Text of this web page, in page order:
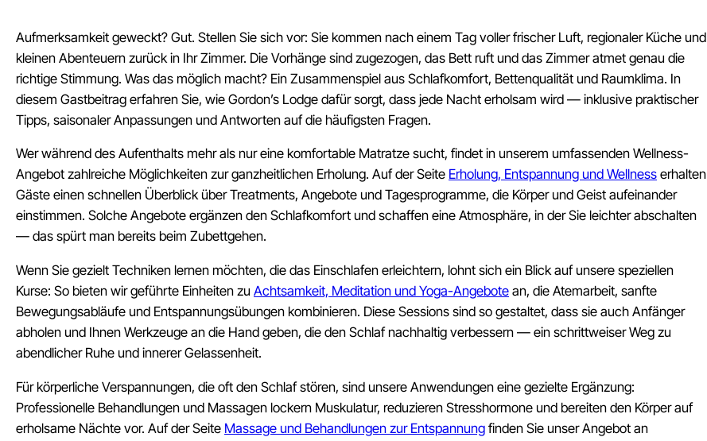
Aufmerksamkeit geweckt? Gut. Stellen Sie sich vor: Sie kommen nach einem Tag voller frischer Luft, regionaler Küche und
kleinen Abenteuern zurück in Ihr Zimmer. Die Vorhänge sind zugezogen, das Bett ruft und das Zimmer atmet genau die
richtige Stimmung. Was das möglich macht? Ein Zusammenspiel aus Schlafkomfort, Bettenqualität und Raumklima. In
diesem Gastbeitrag erfahren Sie, wie Gordon’s Lodge dafür sorgt, dass jede Nacht erholsam wird — inklusive praktischer
Tipps, saisonaler Anpassungen und Antworten auf die häufigsten Fragen.
Wer während des Aufenthalts mehr als nur eine komfortable Matratze sucht, findet in unserem umfassenden Wellness-
Angebot zahlreiche Möglichkeiten zur ganzheitlichen Erholung. Auf der Seite Erholung, Entspannung und Wellness erhalten
Gäste einen schnellen Überblick über Treatments, Angebote und Tagesprogramme, die Körper und Geist aufeinander
einstimmen. Solche Angebote ergänzen den Schlafkomfort und schaffen eine Atmosphäre, in der Sie leichter abschalten
— das spürt man bereits beim Zubettgehen.
Wenn Sie gezielt Techniken lernen möchten, die das Einschlafen erleichtern, lohnt sich ein Blick auf unsere speziellen
Kurse: So bieten wir geführte Einheiten zu Achtsamkeit, Meditation und Yoga-Angebote an, die Atemarbeit, sanfte
Bewegungsabläufe und Entspannungsübungen kombinieren. Diese Sessions sind so gestaltet, dass sie auch Anfänger
abholen und Ihnen Werkzeuge an die Hand geben, die den Schlaf nachhaltig verbessern — ein schrittweiser Weg zu
abendlicher Ruhe und innerer Gelassenheit.
Für körperliche Verspannungen, die oft den Schlaf stören, sind unsere Anwendungen eine gezielte Ergänzung:
Professionelle Behandlungen und Massagen lockern Muskulatur, reduzieren Stresshormone und bereiten den Körper auf
erholsame Nächte vor. Auf der Seite Massage und Behandlungen zur Entspannung finden Sie unser Angebot an